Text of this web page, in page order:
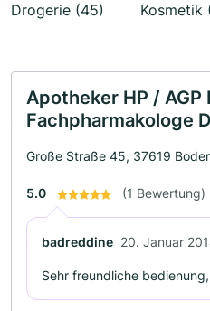
Drogerie (45) Kosmetik
Apotheker HP /
Fachpharmakologe
Große Straße 45, 37619
5.0 (1 Bewertung)
badreddine 20. Januar
Sehr freundliche